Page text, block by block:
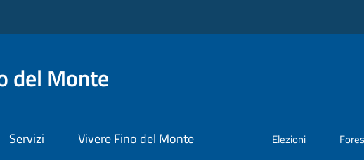
del Monte
Servizi Vivere Fino del Monte Elezioni